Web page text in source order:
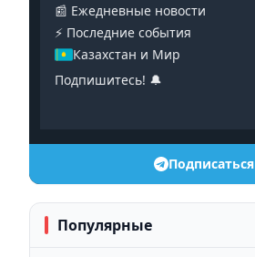
📰 Ежедневные новости
⚡️ Последние события
Казахстан и Мир
Подпишитесь! 🔔
Подписаться
Популярные